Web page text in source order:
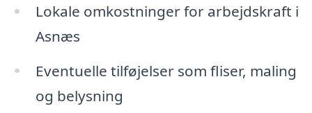
Lokale omkostninger for arbejdskraft i
Asnæs
Eventuelle tilføjelser som fliser, maling
og belysning